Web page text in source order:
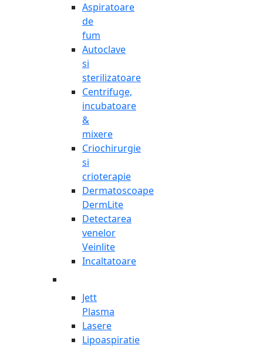
Aspiratoare
de
fum
Autoclave
si
sterilizatoare
Centrifuge,
incubatoare
&
mixere
Criochirurgie
si
crioterapie
Dermatoscoape
DermLite
Detectarea
venelor
Veinlite
Incaltatoare
Jett
Plasma
Lasere
Lipoaspiratie